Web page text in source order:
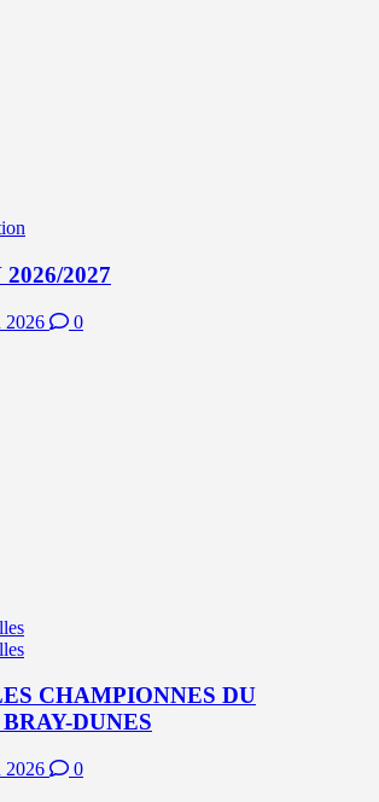
2027
2026 0
CHAMPIONNES DU
DUNES
2026 0